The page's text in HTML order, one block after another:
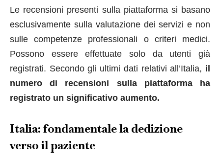
Le recensioni presenti sulla piattaforma si basano
esclusivamente sulla valutazione dei servizi e non
sulle competenze professionali o criteri medici.
Possono essere effettuate solo da utenti già
registrati. Secondo gli ultimi dati relativi all’Italia, il
numero di recensioni sulla piattaforma ha
registrato un significativo aumento.
Italia: fondamentale la dedizione
verso il paziente